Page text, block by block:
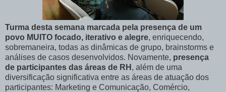
Turma desta semana marcada pela presença de um
povo MUITO focado, iterativo e alegre, enriquecendo,
sobremaneira, todas as dinâmicas de grupo, brainstorms e
análises de casos desenvolvidos. Novamente, presença
de participantes das áreas de RH , além de uma
diversificação significativa entre as áreas de atuação dos
participantes: Marketing e Comunicação, Comércio,